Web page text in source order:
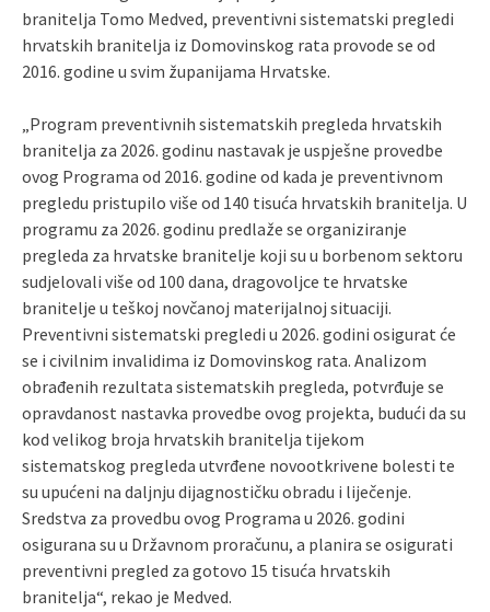
branitelja Tomo Medved, preventivni sistematski pregledi
hrvatskih branitelja iz Domovinskog rata provode se od
2016. godine u svim županijama Hrvatske.
„Program preventivnih sistematskih pregleda hrvatskih
branitelja za 2026. godinu nastavak je uspješne provedbe
ovog Programa od 2016. godine od kada je preventivnom
pregledu pristupilo više od 140 tisuća hrvatskih branitelja. U
programu za 2026. godinu predlaže se organiziranje
pregleda za hrvatske branitelje koji su u borbenom sektoru
sudjelovali više od 100 dana, dragovoljce te hrvatske
branitelje u teškoj novčanoj materijalnoj situaciji.
Preventivni sistematski pregledi u 2026. godini osigurat će
se i civilnim invalidima iz Domovinskog rata. Analizom
obrađenih rezultata sistematskih pregleda, potvrđuje se
opravdanost nastavka provedbe ovog projekta, budući da su
kod velikog broja hrvatskih branitelja tijekom
sistematskog pregleda utvrđene novootkrivene bolesti te
su upućeni na daljnju dijagnostičku obradu i liječenje.
Sredstva za provedbu ovog Programa u 2026. godini
osigurana su u Državnom proračunu, a planira se osigurati
preventivni pregled za gotovo 15 tisuća hrvatskih
branitelja“, rekao je Medved.